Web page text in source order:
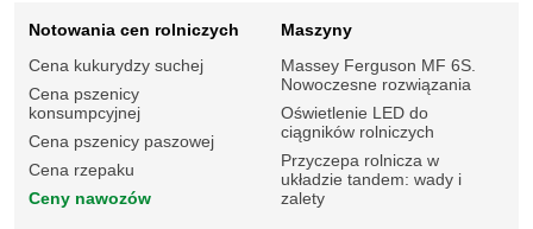
Notowania cen rolniczych
Cena kukurydzy suchej
Cena pszenicy
konsumpcyjnej
Cena pszenicy paszowej
Cena rzepaku
Ceny nawozów
Maszyny
Massey Ferguson MF 6S.
Nowoczesne rozwiązania
Oświetlenie LED do
ciągników rolniczych
Przyczepa rolnicza w
układzie tandem: wady i
zalety